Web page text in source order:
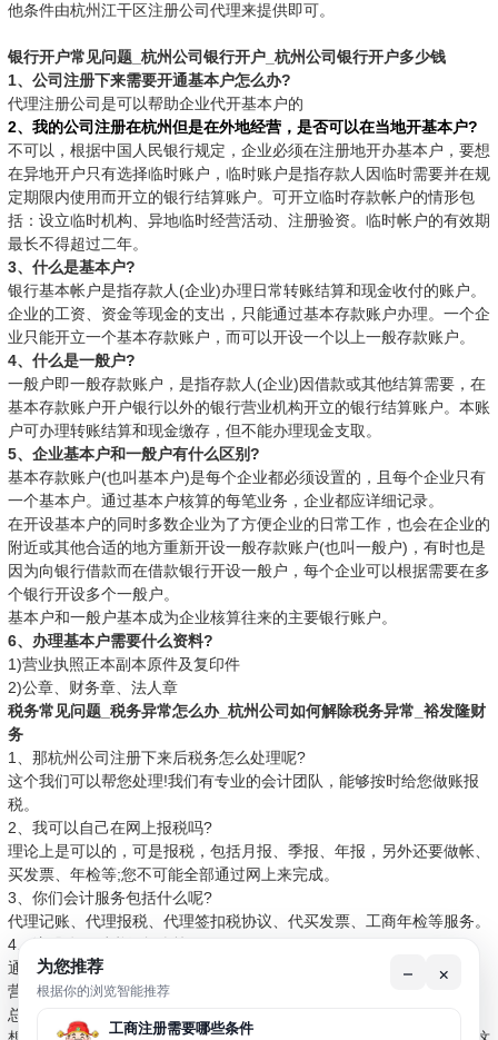
他条件由杭州江干区注册公司代理来提供即可。
银行开户常见问题_杭州公司银行开户_杭州公司银行开户多少钱
1、公司注册下来需要开通基本户怎么办?
代理注册公司是可以帮助企业代开基本户的
2、我的公司注册在杭州但是在外地经营，是否可以在当地开基本户?
不可以，根据中国人民银行规定，企业必须在注册地开办基本户，要想
在异地开户只有选择临时账户，临时账户是指存款人因临时需要并在规
定期限内使用而开立的银行结算账户。可开立临时存款帐户的情形包
括：设立临时机构、异地临时经营活动、注册验资。临时帐户的有效期
最长不得超过二年。
3、什么是基本户?
银行基本帐户是指存款人(企业)办理日常转账结算和现金收付的账户。
企业的工资、资金等现金的支出，只能通过基本存款账户办理。一个企
业只能开立一个基本存款账户，而可以开设一个以上一般存款账户。
4、什么是一般户?
一般户即一般存款账户，是指存款人(企业)因借款或其他结算需要，在
基本存款账户开户银行以外的银行营业机构开立的银行结算账户。本账
户可办理转账结算和现金缴存，但不能办理现金支取。
5、企业基本户和一般户有什么区别?
基本存款账户(也叫基本户)是每个企业都必须设置的，且每个企业只有
一个基本户。通过基本户核算的每笔业务，企业都应详细记录。
在开设基本户的同时多数企业为了方便企业的日常工作，也会在企业的
附近或其他合适的地方重新开设一般存款账户(也叫一般户)，有时也是
因为向银行借款而在借款银行开设一般户，每个企业可以根据需要在多
个银行开设多个一般户。
基本户和一般户基本成为企业核算往来的主要银行账户。
6、办理基本户需要什么资料?
1)营业执照正本副本原件及复印件
2)公章、财务章、法人章
税务常见问题_税务异常怎么办_杭州公司如何解除税务异常_裕发隆财
务
1、那杭州公司注册下来后税务怎么处理呢?
这个我们可以帮您处理!我们有专业的会计团队，能够按时给您做账报
税。
2、我可以自己在网上报税吗?
理论上是可以的，可是报税，包括月报、季报、年报，另外还要做帐、
买发票、年检等;您不可能全部通过网上来完成。
3、你们会计服务包括什么呢?
代理记账、代理报税、代理签扣税协议、代买发票、工商年检等服务。
4、注册公司后税收怎么算呢?
通过杭州工商注册网注册后，能完全享有政府的税收优惠政策;每个月
营业额在3万元以内是完全免增值税的。
总结：以上是杭州财务公司-裕发隆会计对注册知识的一些总结，对于
为您推荐
根据你的浏览智能推荐
– ×
工商注册需要哪些条件